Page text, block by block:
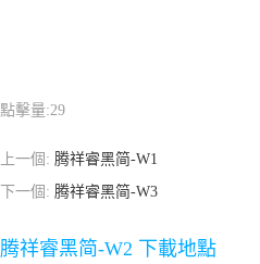
點擊量:29
上一個: 腾祥睿黑简-W1
下一個: 腾祥睿黑简-W3
腾祥睿黑简-W2 下載地點